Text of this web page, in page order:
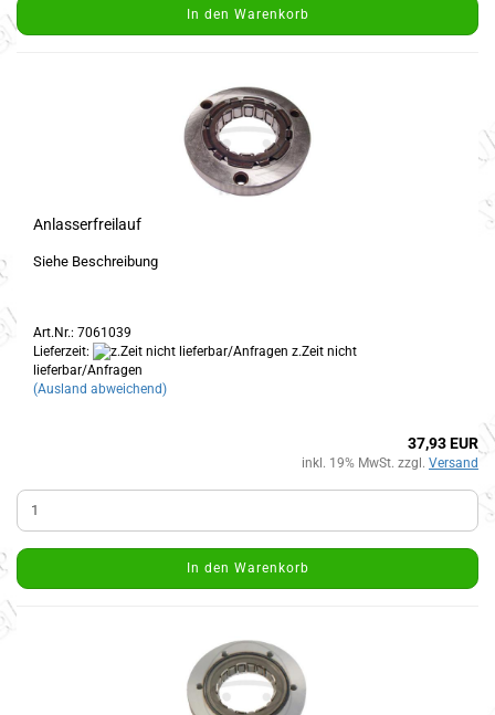
In den Warenkorb
Anlasserfreilauf
Siehe Beschreibung
Art.Nr.: 7061039
Lieferzeit:
z.Zeit nicht
lieferbar/Anfragen
(Ausland abweichend)
37,93 EUR
inkl. 19% MwSt. zzgl. Versand
In den Warenkorb